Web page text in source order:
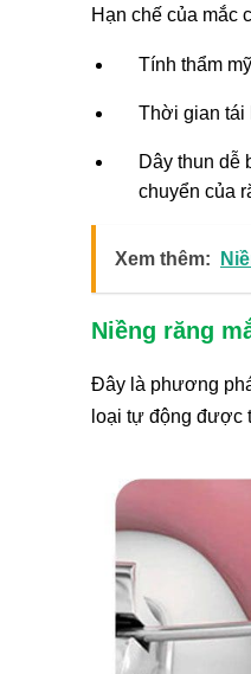
Hạn chế của mắc
Tính thẩm
Thời gian tái
Dây thun dễ
chuyển của
Xem thêm:
Niềng răng
Đây là phương
loại tự động được